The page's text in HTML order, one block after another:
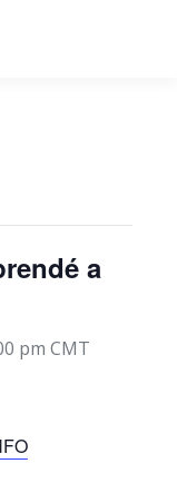
a
pm CMT